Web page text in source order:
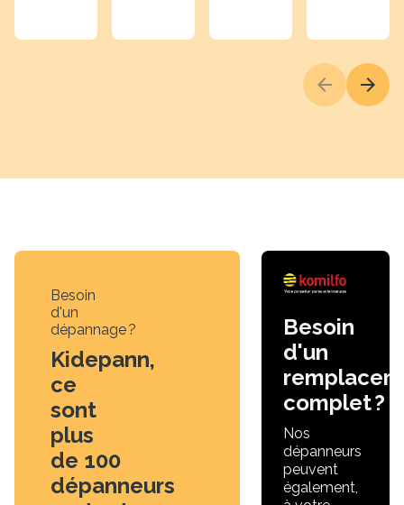
Précédent
Besoin
d'un
dépannage ?
Kidepann,
ce
sont
plus
de 100
dépanneurs
Besoin
d'un
complet ?
Nos
dépanneurs
peuvent
également,